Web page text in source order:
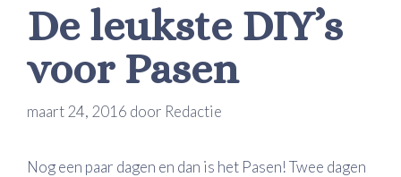
De leukste DIY’s
voor Pasen
maart 24, 2016 door Redactie
Nog een paar dagen en dan is het Pasen! Twee dagen